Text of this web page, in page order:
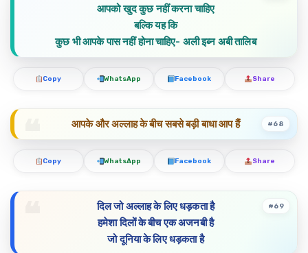
आपको खुद कुछ नहीं करना चाहिए
बल्कि यह कि
कुछ भी आपके पास नहीं होना चाहिए- अली इब्न अबी तालिब
Copy WhatsApp Facebook Share
आपके और अल्लाह के बीच सबसे बड़ी बाधा आप हैं #68
Copy WhatsApp Facebook Share
दिल जो अल्लाह के लिए धड़कता है
हमेशा दिलों के बीच एक अजनबी है
जो दूनिया के लिए धड़कता है
#69